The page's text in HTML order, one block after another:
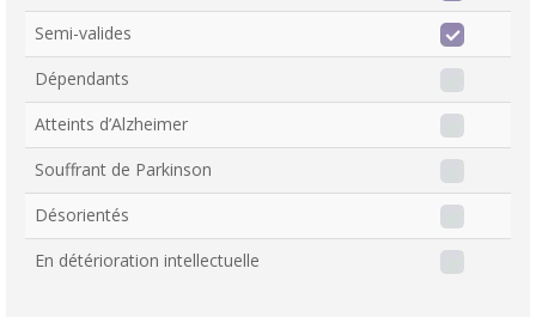
Semi-valides
Dépendants
Atteints d’Alzheimer
Souffrant de Parkinson
Désorientés
En détérioration intellectuelle